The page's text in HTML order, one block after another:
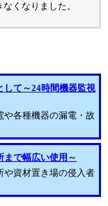
くなりました。
して～24時間機器監視
や各種機器の漏電・故
まで幅広い使用～
や資材置き場の侵入者